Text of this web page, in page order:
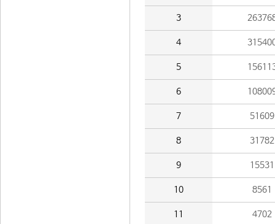
3
4
5
6
7 51609
8 31782
9 15531
10 8561
11 4702